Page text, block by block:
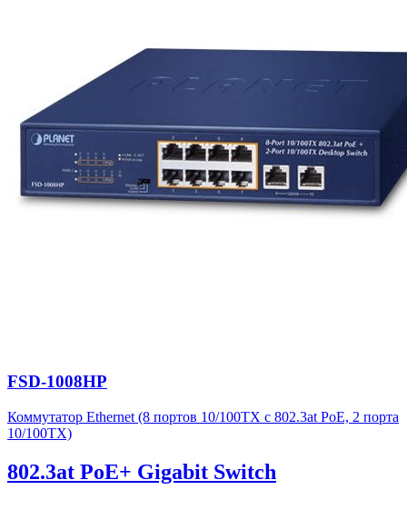
FSD-1008HP
Коммутатор Ethernet (8 портов 10/100TX с 802.3at PoE, 2 порта
10/100TX)
802.3at PoE+ Gigabit Switch